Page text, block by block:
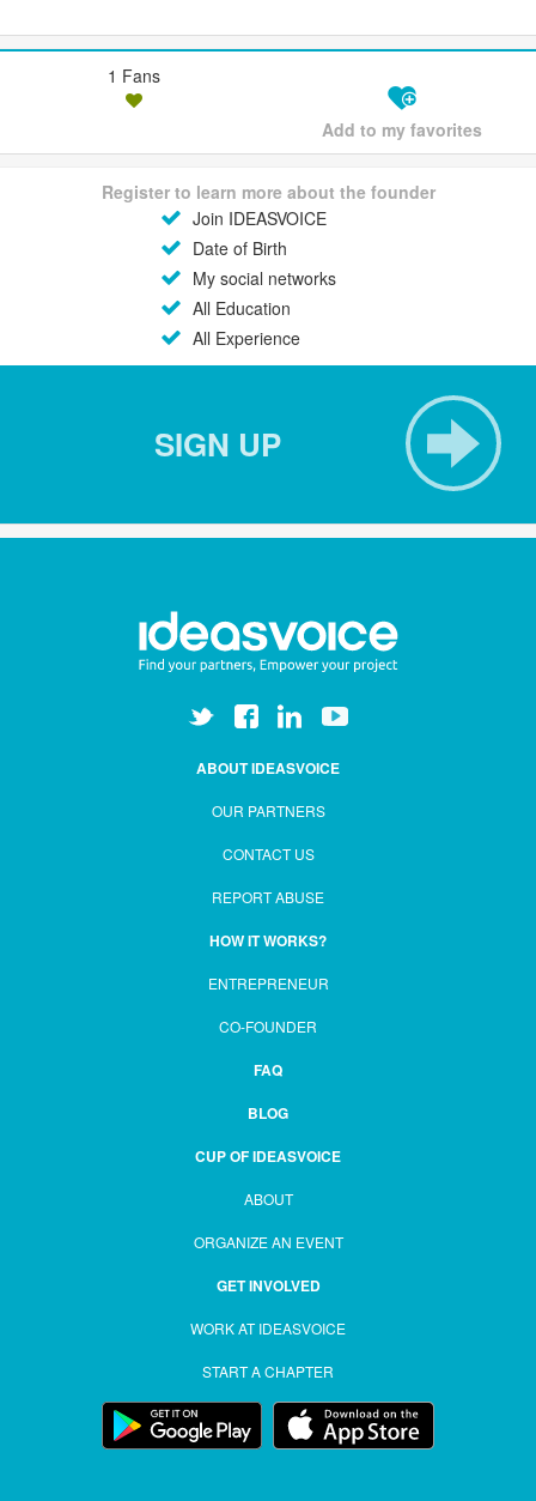
1 Fans
Add to my favorites
Register to learn more about the founder
Join IDEASVOICE
Date of Birth
My social networks
All Education
All Experience
SIGN UP
ABOUT IDEASVOICE
OUR PARTNERS
CONTACT US
REPORT ABUSE
HOW IT WORKS?
ENTREPRENEUR
CO-FOUNDER
FAQ
BLOG
CUP OF IDEASVOICE
ABOUT
ORGANIZE AN EVENT
GET INVOLVED
WORK AT IDEASVOICE
START A CHAPTER